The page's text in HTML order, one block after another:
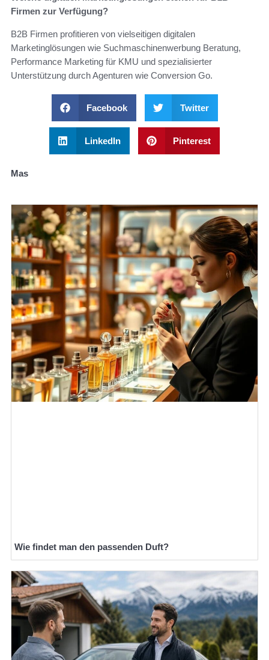
Firmen zur Verfügung?
B2B Firmen profitieren von vielseitigen digitalen
Marketinglösungen wie Suchmaschinenwerbung Beratung,
Performance Marketing für KMU und spezialisierter
Unterstützung durch Agenturen wie Conversion Go.
Facebook Twitter
LinkedIn Pinterest
Mas
Wie findet man den passenden Duft?